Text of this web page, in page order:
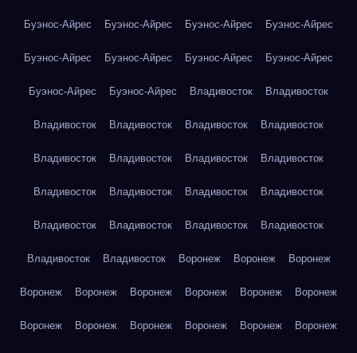
Буэнос-Айрес Буэнос-Айрес Буэнос-Айрес Буэнос-Айрес
Буэнос-Айрес Буэнос-Айрес Буэнос-Айрес Буэнос-Айрес
Буэнос-Айрес Буэнос-Айрес Владивосток Владивосток
Владивосток Владивосток Владивосток Владивосток
Владивосток Владивосток Владивосток Владивосток
Владивосток Владивосток Владивосток Владивосток
Владивосток Владивосток Владивосток Владивосток
Владивосток Владивосток Воронеж Воронеж Воронеж
Воронеж Воронеж Воронеж Воронеж Воронеж Воронеж
Воронеж Воронеж Воронеж Воронеж Воронеж Воронеж